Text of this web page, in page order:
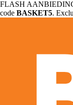
FLASH
code BASKET5.